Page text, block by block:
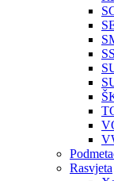
Rasvjeta